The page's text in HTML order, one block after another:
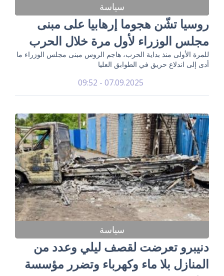
سياسة
روسيا تشّن هجوما إرهابيا على مبنى
مجلس الوزراء لأول مرة خلال الحرب
للمرة الأولى منذ بداية الحرب، هاجم الروس مبنى مجلس الوزراء ما
أدى إلى اندلاع حريق في الطوابق العليا
07.09.2025 - 09:52
سياسة
دنيبرو تعرضت لقصف ليلي وعدد من
المنازل بلا ماء وكهرباء وتضرر مؤسسة